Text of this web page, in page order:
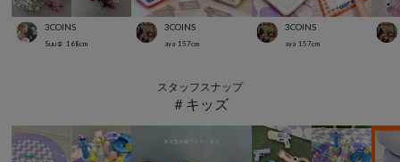
3COINS
Suu☺︎ 168cm
3COINS
aya 157cm
3COINS
aya 157cm
スタッフスナップ
＃キッズ